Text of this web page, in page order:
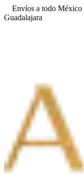
Envíos a todo México
Guadalajara